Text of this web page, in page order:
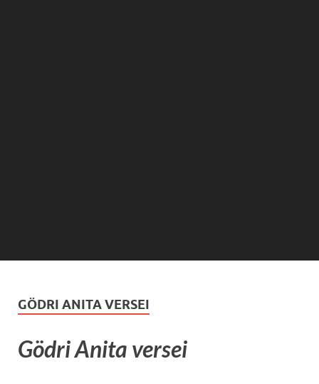
GÖDRI ANITA VERSEI
Gödri Anita versei